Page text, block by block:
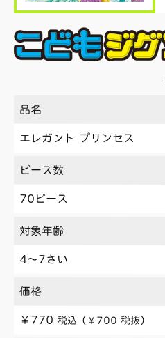
品名
エレガント プリンセス
ピース数
70ピース
対象年齢
4〜7さい
価格
￥770税込（￥700 税抜）